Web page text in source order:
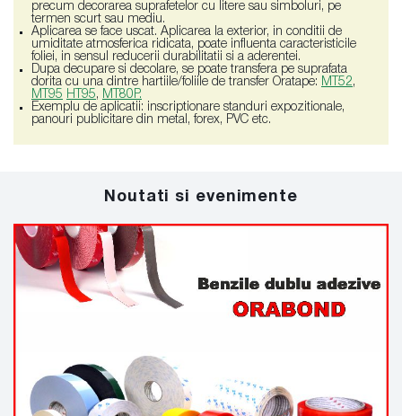
precum decorarea suprafetelor cu litere sau simboluri, pe
termen scurt sau mediu.
Aplicarea se face uscat. Aplicarea la exterior, in conditii de
umiditate atmosferica ridicata, poate influenta caracteristicile
foliei, in sensul reducerii durabilitatii si a aderentei.
Dupa decupare si decolare, se poate transfera pe suprafata
dorita cu una dintre hartiile/foliile de transfer Oratape: MT52,
MT95 HT95, MT80P.
Exemplu de aplicatii: inscriptionare standuri expozitionale,
panouri publicitare din metal, forex, PVC etc.
Noutati si evenimente